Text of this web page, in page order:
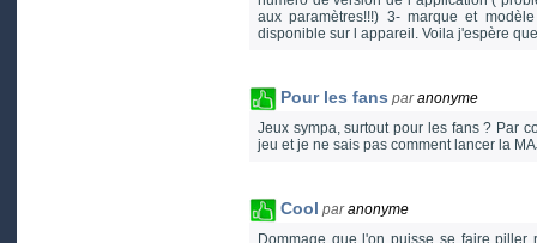
aux paramètres!!!) 3- marque et
disponible sur l appareil. Voila j'espère
Pour les fans paranonyme
Jeux sympa, surtout pour les fans ? Par
jeu et je ne sais pas comment lancer la
Cool paranonyme
Dommage que l'on puisse se faire piller